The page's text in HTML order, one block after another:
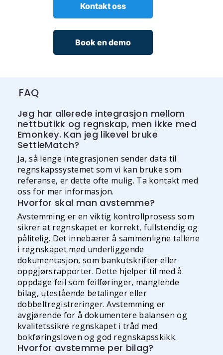
Kontakt oss
Book en demo
FAQ
Jeg har allerede integrasjon mellom
nettbutikk og regnskap, men ikke med
Emonkey. Kan jeg likevel bruke
SettleMatch?
Ja, så lenge integrasjonen sender data til
regnskapssystemet som vi kan bruke som
referanse, er dette ofte mulig. Ta kontakt med
oss for mer informasjon.
Hvorfor skal man avstemme?
Avstemming er en viktig kontrollprosess som
sikrer at regnskapet er korrekt, fullstendig og
pålitelig. Det innebærer å sammenligne tallene
i regnskapet med underliggende
dokumentasjon, som bankutskrifter eller
oppgjørsrapporter. Dette hjelper til med å
oppdage feil som feilføringer, manglende
bilag, utestående betalinger eller
dobbeltregistreringer. Avstemming er
avgjørende for å dokumentere balansen og
kvalitetssikre regnskapet i tråd med
bokføringsloven og god regnskapsskikk.
Hvorfor avstemme per bilag?